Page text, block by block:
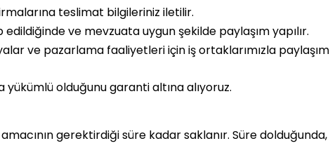
teslimat bilgileriniz iletilir.
ve mevzuata uygun şekilde paylaşım yapılır.
ve pazarlama faaliyetleri için iş ortaklarımızla paylaşım
olduğunu garanti altına alıyoruz.
gerektirdiği süre kadar saklanır. Süre dolduğunda,